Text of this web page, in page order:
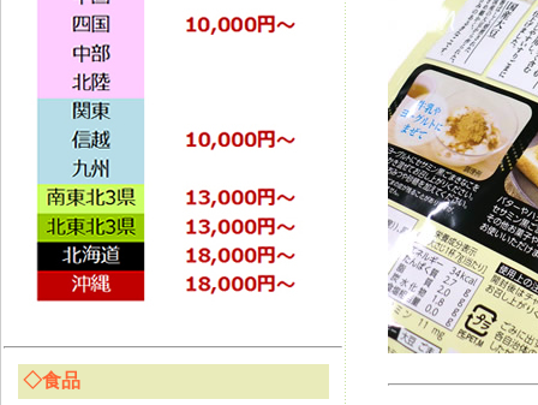
◇食品